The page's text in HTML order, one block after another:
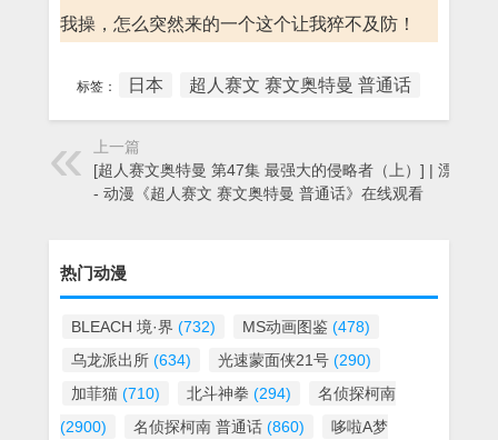
我操，怎么突然来的一个这个让我猝不及防！
标签： 日本 超人赛文 赛文奥特曼 普通话
上一篇
[超人赛文奥特曼 第47集 最强大的侵略者（上）] | 漂流岛
- 动漫《超人赛文 赛文奥特曼 普通话》在线观看
热门动漫
BLEACH 境·界 (732) MS动画图鉴 (478)
乌龙派出所 (634) 光速蒙面侠21号 (290)
加菲猫 (710) 北斗神拳 (294)
名侦探柯南
(2900)
名侦探柯南 普通话 (860)
哆啦A梦